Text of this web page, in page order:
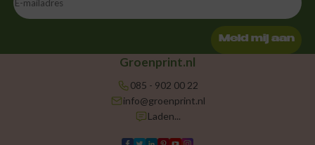
Meld mij aan
Groenprint.nl
085 - 902 00 22
info@groenprint.nl
Laden...